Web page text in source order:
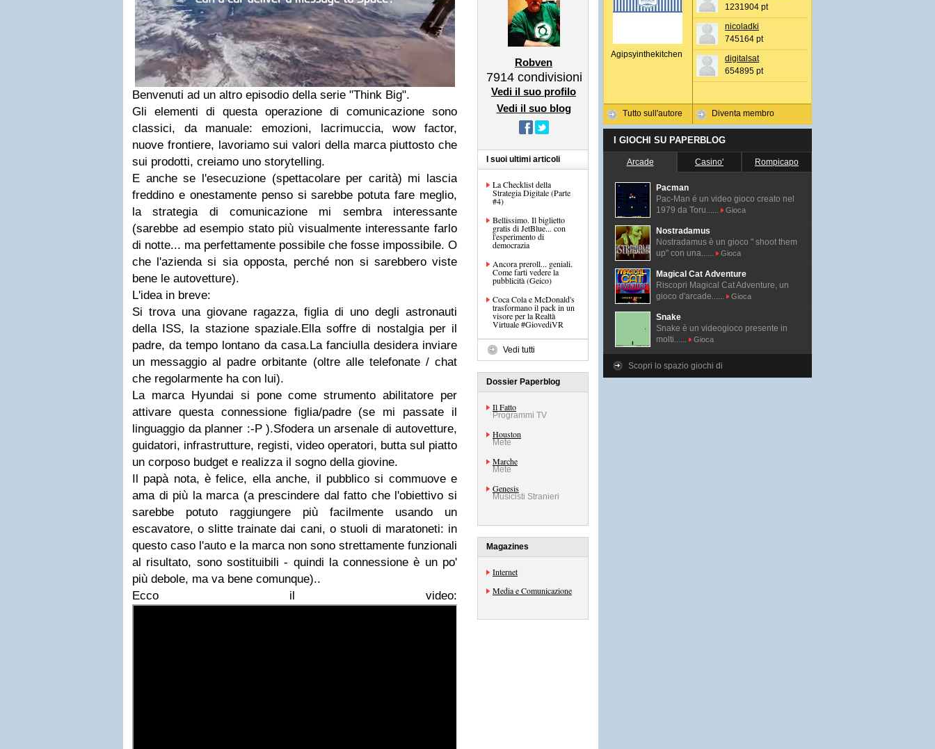
Benvenuti ad un altro episodio della serie "Think Big".
Gli elementi di questa operazione di comunicazione sono
classici, da manuale: emozioni, lacrimuccia, wow factor,
nuove frontiere, lavoriamo sui valori della marca piuttosto che
sui prodotti, creiamo uno storytelling.
E anche se l'esecuzione (spettacolare per carità) mi lascia
freddino e onestamente penso si sarebbe potuta fare meglio,
la strategia di comunicazione mi sembra interessante
(sarebbe ad esempio stato più visualmente interessante farlo
di notte... ma perfettamente possibile che fosse impossibile. O
che l'azienda si sia opposta, perché non si sarebbero viste
bene le autovetture).
L'idea in breve:
Si trova una giovane ragazza, figlia di uno degli astronauti
della ISS, la stazione spaziale.Ella soffre di nostalgia per il
padre, da tempo lontano da casa.La fanciulla desidera inviare
un messaggio al padre orbitante (oltre alle telefonate / chat
che regolarmente ha con lui).
La marca Hyundai si pone come strumento abilitatore per
attivare questa connessione figlia/padre (se mi passate il
linguaggio da planner :-P ).Sfodera un arsenale di autovetture,
guidatori, infrastrutture, registi, video operatori, butta sul piatto
un corposo budget e realizza il sogno della giovine.
Il papà nota, è felice, ella anche, il pubblico si commuove e
ama di più la marca (a prescindere dal fatto che l'obiettivo si
sarebbe potuto raggiungere più facilmente usando un
escavatore, o slitte trainate dai cani, o stuoli di maratoneti: in
questo caso l'auto e la marca non sono strettamente funzionali
al risultato, sono sostituibili - quindi la connessione è un po'
più debole, ma va bene comunque)..
Ecco il video:
Robven
7914 condivisioni
Vedi il suo profilo
Vedi il suo blog
I suoi ultimi articoli
La Checklist della
Strategia Digitale (Parte
#4)
Bellissimo. Il biglietto
gratis di JetBlue... con
l'esperimento di
democrazia
Ancora preroll... geniali.
Come farti vedere la
pubblicità (Geico)
Coca Cola e McDonald's
trasformano il pack in un
visore per la Realtà
Virtuale #GiovediVR
Vedi tutti
Dossier Paperblog
Il Fatto
Programmi TV
Houston
Mete
Marche
Mete
Genesis
Musicisti Stranieri
Magazines
Internet
Media e Comunicazione
Agipsyinthekitchen
Tutto sull'autore
1231904 pt
nicoladki
745164 pt
digitalsat
654895 pt
Diventa membro
I GIOCHI SU PAPERBLOG
Arcade Casino' Rompicapo
Pacman
Pac-Man é un video gioco creato nel
1979 da Toru......
Gioca
Nostradamus
Nostradamus è un gioco " shoot them
up" con una......
Gioca
Magical Cat Adventure
Riscopri Magical Cat Adventure, un
gioco d'arcade......
Gioca
Snake
Snake è un videogioco presente in
molti......
Gioca
Scopri lo spazio giochi di